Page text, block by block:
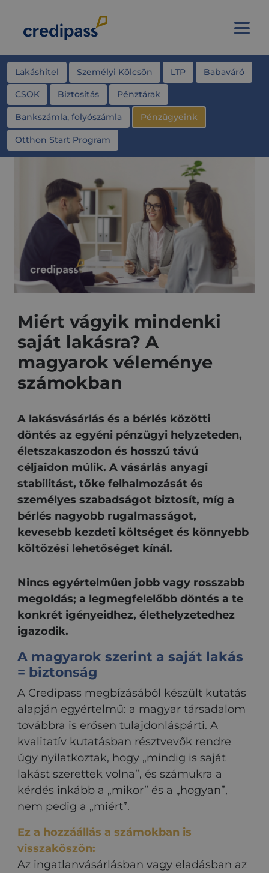
Lakáshitel Személyi Kölcsön LTP Babaváró
CSOK Biztosítás Pénztárak
Bankszámla, folyószámla Pénzügyeink
Otthon Start Program
Miért vágyik mindenki
saját lakásra? A
magyarok véleménye
számokban
A lakásvásárlás és a bérlés közötti
döntés az egyéni pénzügyi helyzeteden,
életszakaszodon és hosszú távú
céljaidon múlik. A vásárlás anyagi
stabilitást, tőke felhalmozását és
személyes szabadságot biztosít, míg a
bérlés nagyobb rugalmasságot,
kevesebb kezdeti költséget és könnyebb
költözési lehetőséget kínál.
Nincs egyértelműen jobb vagy rosszabb
megoldás; a legmegfelelőbb döntés a te
konkrét igényeidhez, élethelyzetedhez
igazodik.
A magyarok szerint a saját lakás
= biztonság
A Credipass megbízásából készült kutatás
alapján egyértelmű: a magyar társadalom
továbbra is erősen tulajdonláspárti. A
kvalitatív kutatásban résztvevők rendre
úgy nyilatkoztak, hogy „mindig is saját
lakást szerettek volna”, és számukra a
kérdés inkább a „mikor” és a „hogyan”,
nem pedig a „miért”.
Ez a hozzáállás a számokban is
visszaköszön:
Az ingatlanvásárlásban vagy eladásban az